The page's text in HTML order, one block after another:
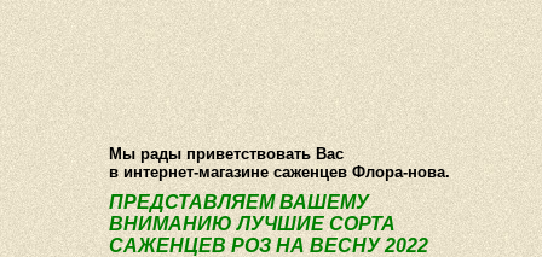
О компании Как купить Фотогалерея Статьи Опт
Мы рады приветствовать Вас
в интернет-магазине саженцев Флора-нова.
ПРЕДСТАВЛЯЕМ ВАШЕМУ
ВНИМАНИЮ ЛУЧШИЕ СОРТА
САЖЕНЦЕВ РОЗ НА ВЕСНУ 2022